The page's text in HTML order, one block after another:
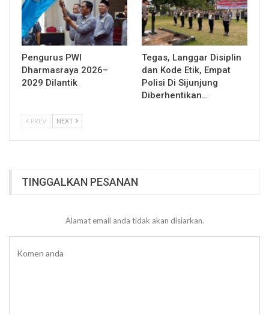
Pengurus PWI
Dharmasraya 2026–
2029 Dilantik
Tegas, Langgar Disiplin
dan Kode Etik, Empat
Polisi Di Sijunjung
Diberhentikan…
PREV NEXT
TINGGALKAN PESANAN
Alamat email anda tidak akan disiarkan.